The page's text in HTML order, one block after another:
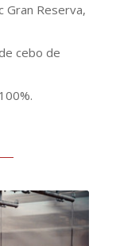
Gran Reserva,
cebo de